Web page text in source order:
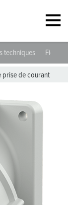
techniques Fiches
prise de courant